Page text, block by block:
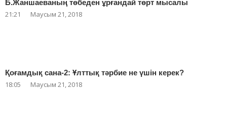
Б.Жаншаеваның төбеден ұрғандай төрт мысалы
21:21 Маусым 21, 2018
Қоғамдық сана-2: Ұлттық тәрбие не үшін керек?
18:05 Маусым 21, 2018